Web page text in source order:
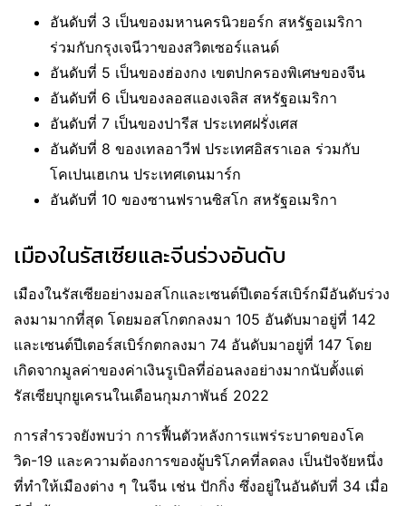
อันดับที่ 3 เป็นของมหานครนิวยอร์ก สหรัฐอเมริกา
ร่วมกับกรุงเจนีวาของสวิตเซอร์แลนด์
อันดับที่ 5 เป็นของฮ่องกง เขตปกครองพิเศษของจีน
อันดับที่ 6 เป็นของลอสแองเจลิส สหรัฐอเมริกา
อันดับที่ 7 เป็นของปารีส ประเทศฝรั่งเศส
อันดับที่ 8 ของเทลอาวีฟ ประเทศอิสราเอล ร่วมกับ
โคเปนเฮเกน ประเทศเดนมาร์ก
อันดับที่ 10 ของซานฟรานซิสโก สหรัฐอเมริกา
เมืองในรัสเซียและจีนร่วงอันดับ
เมืองในรัสเซียอย่างมอสโกและเซนต์ปีเตอร์สเบิร์กมีอันดับร่วง
ลงมามากที่สุด โดยมอสโกตกลงมา 105 อันดับมาอยู่ที่ 142
และเซนต์ปีเตอร์สเบิร์กตกลงมา 74 อันดับมาอยู่ที่ 147 โดย
เกิดจากมูลค่าของค่าเงินรูเบิลที่อ่อนลงอย่างมากนับตั้งแต่
รัสเซียบุกยูเครนในเดือนกุมภาพันธ์ 2022
การสำรวจยังพบว่า การฟื้นตัวหลังการแพร่ระบาดของโค
วิด-19 และความต้องการของผู้บริโภคที่ลดลง เป็นปัจจัยหนึ่ง
ที่ทำให้เมืองต่าง ๆ ในจีน เช่น ปักกิ่ง ซึ่งอยู่ในอันดับที่ 34 เมื่อ